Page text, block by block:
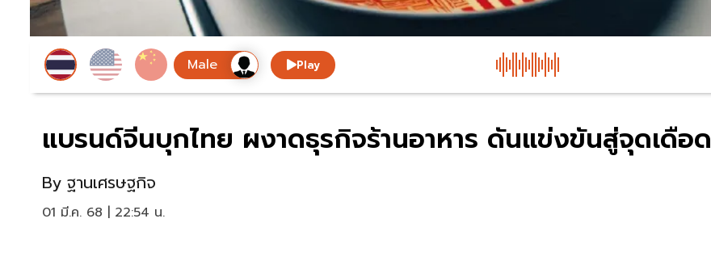
Play
แบรนด์จีนบุกไทย ผงาดธุรกิจร้านอาหาร ดันแข่งขันสู่จุดเดือด
By ฐานเศรษฐกิจ
01 มี.ค. 68 | 22:54 น.